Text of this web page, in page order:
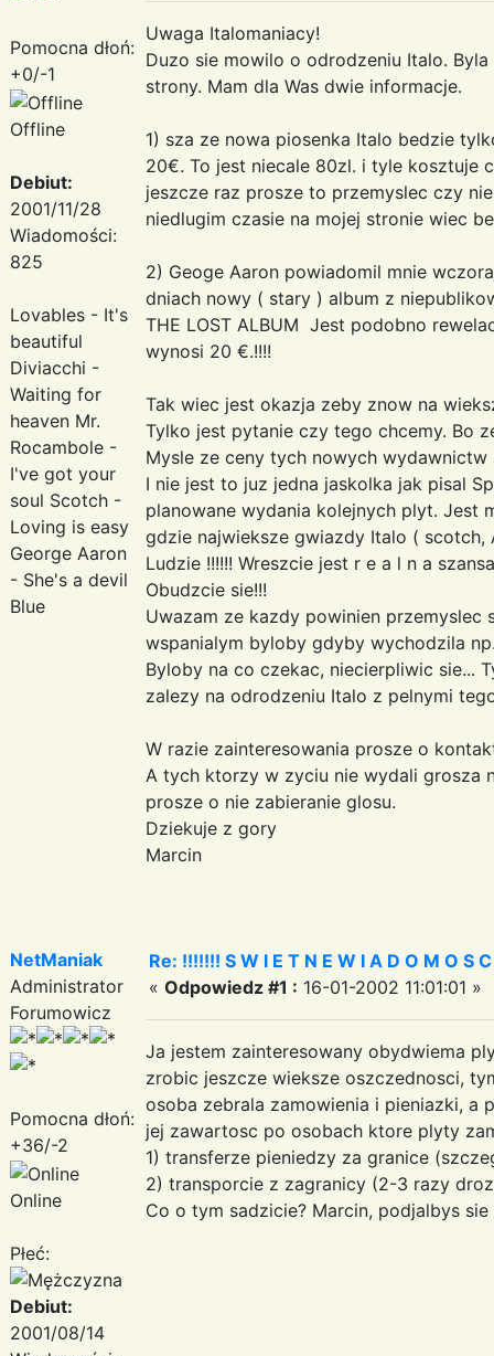
Pomocna dłoń:
+0/-1
Offline
Debiut:
2001/11/28
Wiadomości:
825
Lovables - It's
beautiful
Diviacchi -
Waiting for
heaven Mr.
Rocambole -
I've got your
soul Scotch -
Loving is easy
George Aaron
- She's a devil
Blue
Uwaga Italomaniacy!
Duzo sie mowilo o odrodzeniu Italo.
strony. Mam dla Was dwie informacje.
1) sza ze nowa piosenka Italo bedzie
20€. To jest niecale 80zl. i tyle kosztuje
jeszcze raz prosze to przemyslec czy
niedlugim czasie na mojej stronie wiec
2) Geoge Aaron powiadomil mnie
dniach nowy ( stary ) album z
THE LOST ALBUM Jest podobno
wynosi 20 €.!!!!
Tak wiec jest okazja zeby znow na
Tylko jest pytanie czy tego chcemy. Bo
Mysle ze ceny tych nowych
I nie jest to juz jedna jaskolka jak pisal
planowane wydania kolejnych plyt. Jest
gdzie najwieksze gwiazdy Italo (
Ludzie !!!!!! Wreszcie jest r e a l n a
Obudzcie sie!!!
Uwazam ze kazdy powinien
wspanialym byloby gdyby wychodzila
Byloby na co czekac, niecierpliwic sie...
zalezy na odrodzeniu Italo z pelnymi
W razie zainteresowania prosze o
A tych ktorzy w zyciu nie wydali grosza
prosze o nie zabieranie glosu.
Dziekuje z gory
Marcin
NetManiak
Administrator
Forumowicz
Pomocna dłoń:
+36/-2
Online
Płeć:
Debiut:
2001/08/14
Re: !!!!!!! S W I E T N E W I A D O M O S
« Odpowiedz #1 : 16-01-2002 11:01:01 »
Ja jestem zainteresowany obydwiema
zrobic jeszcze wieksze oszczednosci,
osoba zebrala zamowienia i pieniazki, a
jej zawartosc po osobach ktore plyty
1) transferze pieniedzy za granice
2) transporcie z zagranicy (2-3 razy
Co o tym sadzicie? Marcin, podjalbys